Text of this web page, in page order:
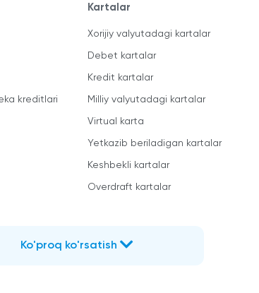
kreditlari
Kartalar
Xorijiy valyutadagi kartalar
Debet kartalar
Kredit kartalar
Milliy valyutadagi kartalar
Virtual karta
Yetkazib beriladigan kartalar
Keshbekli kartalar
Overdraft kartalar
Ko'proq ko'rsatish